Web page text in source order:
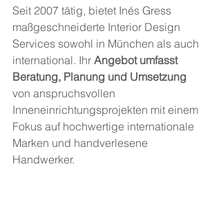
Seit 2007 tätig, bietet Inés Gress
maßgeschneiderte Interior Design
Services sowohl in München als auch
international. Ihr Angebot umfasst
Beratung, Planung und Umsetzung
von anspruchsvollen
Inneneinrichtungsprojekten mit einem
Fokus auf hochwertige internationale
Marken und handverlesene
Handwerker.